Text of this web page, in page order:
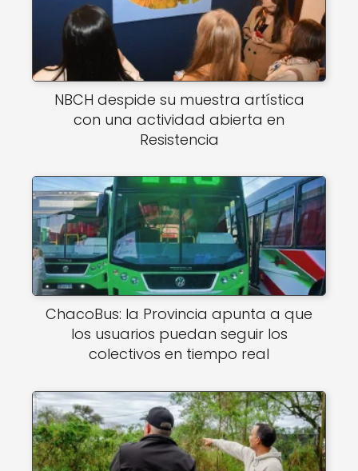
NBCH despide su muestra artística
con una actividad abierta en
Resistencia
ChacoBus: la Provincia apunta a que
los usuarios puedan seguir los
colectivos en tiempo real